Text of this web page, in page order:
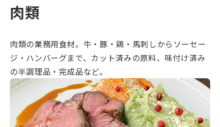
肉類
肉類の業務用食材。牛・豚・鶏・馬刺しからソーセー
ジ・ハンバーグまで、カット済みの原料、味付け済み
の半調理品・完成品など。